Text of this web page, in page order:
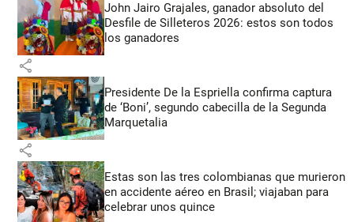
John Jairo Grajales, ganador absoluto del
Desfile de Silleteros 2026: estos son todos
los ganadores
share
Presidente De la Espriella confirma captura
de ‘Boni’, segundo cabecilla de la Segunda
Marquetalia
share
Estas son las tres colombianas que murieron
en accidente aéreo en Brasil; viajaban para
celebrar unos quince